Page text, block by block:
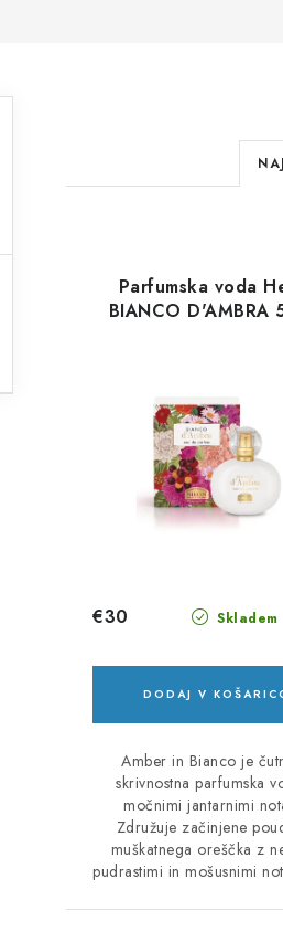
R
a
v
r
č
a
n
i
z
d
e
l
k
o
v
Parfumska voda
BIANCO D'AMBRA
Skladem
€30
DODAJ V
Amber in Bianco je
skrivnostna parfumska
močnimi jantarnimi
Združuje začinjene
muškatnega oreščka z
pudrastimi in mošusnimi